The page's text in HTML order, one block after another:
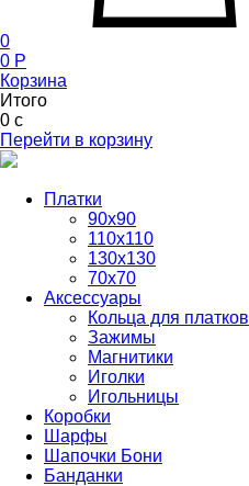
0
0 P
Корзина
Итого
0 c
Перейти в корзину
Платки
90x90
110x110
130x130
70х70
Аксессуары
Кольца для платков
Зажимы
Магнитики
Иголки
Игольницы
Коробки
Шарфы
Шапочки Бони
Банданки